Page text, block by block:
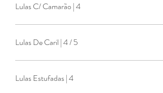
Lulas C/ Camarão | 4
Lulas De Caril | 4 / 5
Lulas Estufadas | 4